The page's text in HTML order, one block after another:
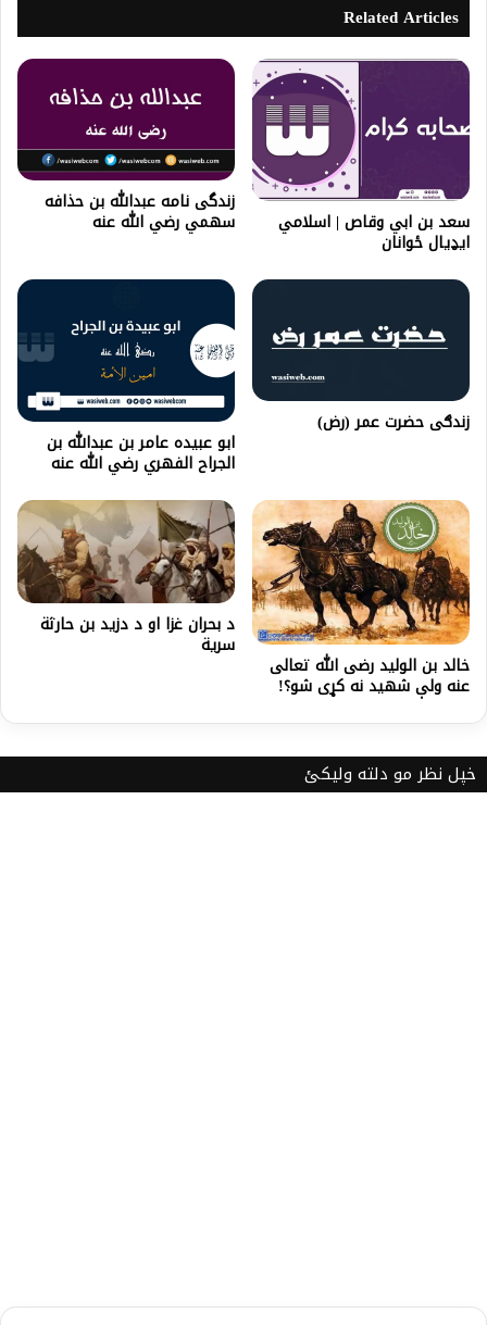
Related Articles
سعد بن ابي وقاص | اسلامي
ایډیال ځوانان
زندگی نامه عبدالله بن حذافه
سهمي رضي الله عنه
زندګی حضرت عمر (رض)
ابو عبیده عامر بن عبدالله بن
الجراح الفهري رضي الله عنه
خالد بن الولید رضی الله تعالی
عنه ولې شهید نه کړی شو؟!
د بحران غزا او د دزيد بن حارثة
سرية
خپل نظر مو دلته ولیکئ